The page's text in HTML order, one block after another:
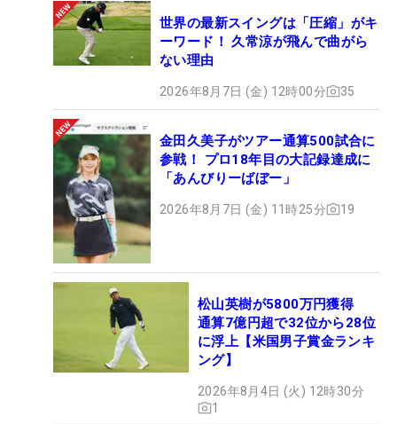
世界の最新スイングは「圧縮」がキ
ーワード！ 久常涼が飛んで曲がら
ない理由
2026年8月7日 (金) 12時00分 35
金田久美子がツアー通算500試合に
参戦！ プロ18年目の大記録達成に
「あんびりーばぼー」
2026年8月7日 (金) 11時25分 19
松山英樹が5800万円獲得
通算7億円超で32位から28位
に浮上【米国男子賞金ランキ
ング】
2026年8月4日 (火) 12時30分
1